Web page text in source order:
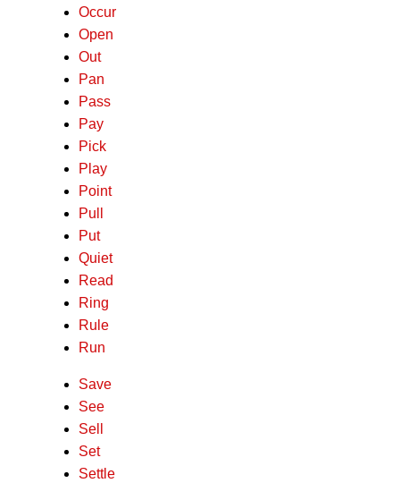
Occur
Open
Out
Pan
Pass
Pay
Pick
Play
Point
Pull
Put
Quiet
Read
Ring
Rule
Run
Save
See
Sell
Set
Settle